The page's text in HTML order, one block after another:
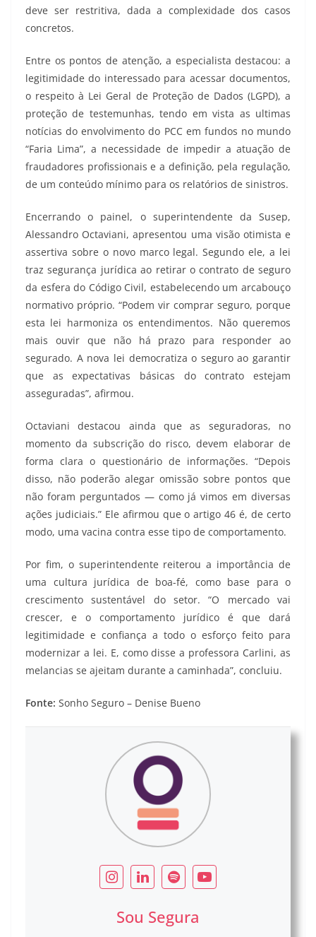
deve ser restritiva, dada a complexidade dos casos
concretos.
Entre os pontos de atenção, a especialista destacou: a
legitimidade do interessado para acessar documentos,
o respeito à Lei Geral de Proteção de Dados (LGPD), a
proteção de testemunhas, tendo em vista as ultimas
notícias do envolvimento do PCC em fundos no mundo
“Faria Lima”, a necessidade de impedir a atuação de
fraudadores profissionais e a definição, pela regulação,
de um conteúdo mínimo para os relatórios de sinistros.
Encerrando o painel, o superintendente da Susep,
Alessandro Octaviani, apresentou uma visão otimista e
assertiva sobre o novo marco legal. Segundo ele, a lei
traz segurança jurídica ao retirar o contrato de seguro
da esfera do Código Civil, estabelecendo um arcabouço
normativo próprio. “Podem vir comprar seguro, porque
esta lei harmoniza os entendimentos. Não queremos
mais ouvir que não há prazo para responder ao
segurado. A nova lei democratiza o seguro ao garantir
que as expectativas básicas do contrato estejam
asseguradas”, afirmou.
Octaviani destacou ainda que as seguradoras, no
momento da subscrição do risco, devem elaborar de
forma clara o questionário de informações. “Depois
disso, não poderão alegar omissão sobre pontos que
não foram perguntados — como já vimos em diversas
ações judiciais.” Ele afirmou que o artigo 46 é, de certo
modo, uma vacina contra esse tipo de comportamento.
Por fim, o superintendente reiterou a importância de
uma cultura jurídica de boa-fé, como base para o
crescimento sustentável do setor. “O mercado vai
crescer, e o comportamento jurídico é que dará
legitimidade e confiança a todo o esforço feito para
modernizar a lei. E, como disse a professora Carlini, as
melancias se ajeitam durante a caminhada”, concluiu.
Fonte: Sonho Seguro – Denise Bueno
Sou Segura